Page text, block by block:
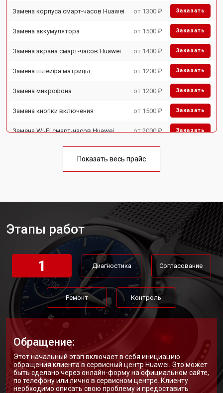
Замена корпуса смарт-часов Huawei от 1300 ₽ Заказать
Замена аккумулятора от 1500 ₽ Заказать
Замена экрана смарт-часов Huawei от 1400 ₽ Заказать
Замена шлейфа матрицы от 1200 ₽ Заказать
Замена микрофона от 1200 ₽ Заказать
Замена кнопки включения от 1500 ₽ Заказать
Замена Wi-Fi смарт-часов Huawei от 2000 ₽ Заказать
Показать весь прайс
Этапы работ
1 Диагностика Согласование
Ремонт Контроль
Обращение:
Этот начальный этап включает в себя инициацию
обращения клиента в сервисный центр Huawei. Это может
быть сделано через онлайн-форму на официальном сайте,
по телефону или лично в сервисном центре. Клиенту
необходимо описать свою проблему и предоставить